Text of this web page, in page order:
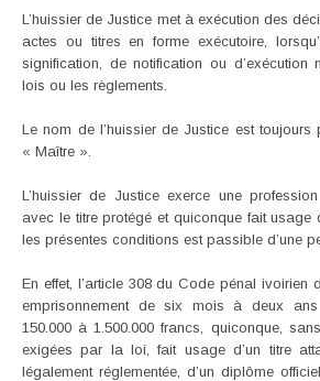
L’huissier de Justice met à exécution des
actes ou titres en forme exécutoire,
signification, de notification ou d’exécution
lois ou les règlements.
Le nom de l’huissier de Justice est
« Maître ».
L’huissier de Justice exerce une
avec le titre protégé et quiconque fait usage
les présentes conditions est passible d’une
En effet, l’article 308 du Code pénal ivoirien
emprisonnement de six mois à deux
150.000 à 1.500.000 francs, quiconque,
exigées par la loi, fait usage d’un titre
légalement réglementée, d’un diplôme